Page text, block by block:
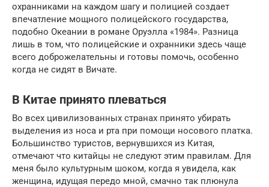
охранниками на каждом шагу и полицией создает
впечатление мощного полицейского государства,
подобно Океании в романе Оруэлла «1984». Разница
лишь в том, что полицейские и охранники здесь чаще
всего доброжелательны и готовы помочь, особенно
когда не сидят в Вичате.
В Китае принято плеваться
Во всех цивилизованных странах принято убирать
выделения из носа и рта при помощи носового платка.
Большинство туристов, вернувшихся из Китая,
отмечают что китайцы не следуют этим правилам. Для
меня было культурным шоком, когда я увидела, как
женщина, идущая передо мной, смачно так плюнула